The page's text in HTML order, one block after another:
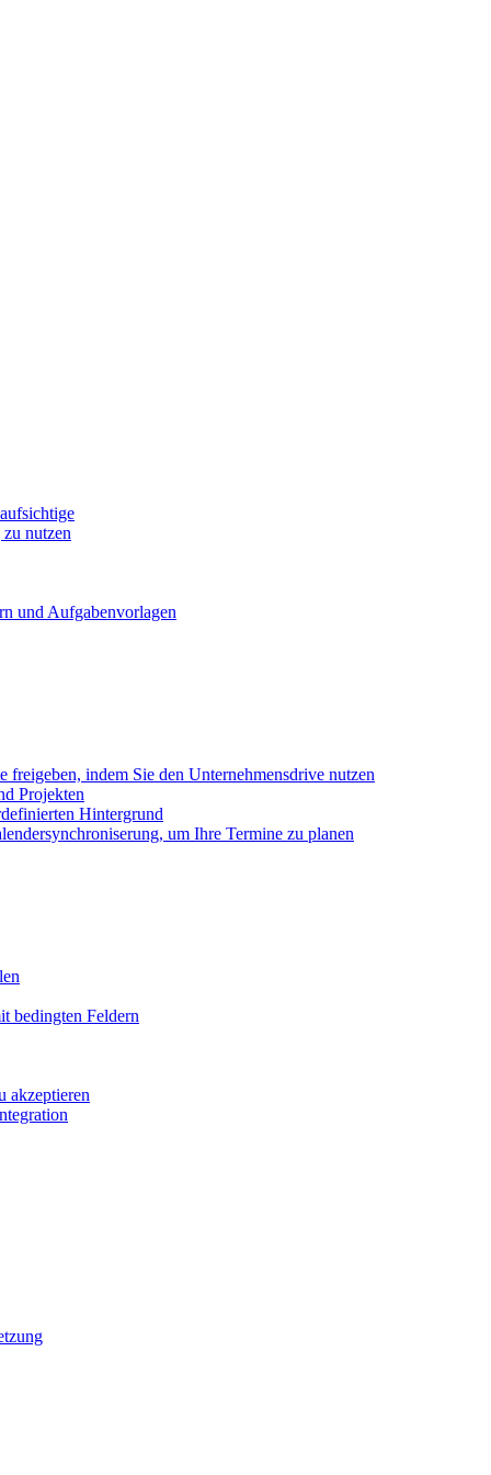
nutzen
und Aufgabenvorlagen
indem Sie den Unternehmensdrive nutzen
Projekten
Hintergrund
um Ihre Termine zu planen
bedingten Feldern
akzeptieren